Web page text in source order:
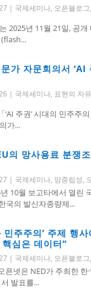
| 국제세미나, 오픈블로그,
2025년 11월 21일, 공개
가 자문회의서 ‘AI
| 국제세미나, 표현의 자유
‘AI 주권’ 시대의 민주주
가...
의 망사용료 분쟁
| 국제세미나, 망중립성,
10월 보고타에서 열린
국의 발신자종량제...
민주주의’ 주제 행
심은 데이터”
| 국제세미나, 오픈블로그,
픈넷은 NED가 주최한 한
발표를...